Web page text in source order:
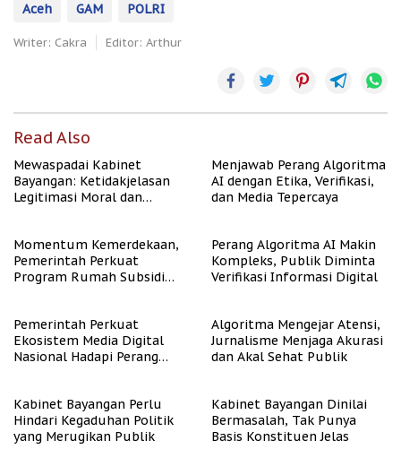
Aceh GAM POLRI
Writer: Cakra Editor: Arthur
Read Also
Mewaspadai Kabinet
Bayangan: Ketidakjelasan
Legitimasi Moral dan
Menjawab Perang Algoritma
AI dengan Etika, Verifikasi,
dan Media Tepercaya
Momentum Kemerdekaan,
Pemerintah Perkuat
Program Rumah Subsidi
Perang Algoritma AI Makin
Kompleks, Publik Diminta
Verifikasi Informasi Digital
Pemerintah Perkuat
Ekosistem Media Digital
Nasional Hadapi Perang
Algoritma Mengejar Atensi,
Jurnalisme Menjaga Akurasi
dan Akal Sehat Publik
Kabinet Bayangan Perlu
Hindari Kegaduhan Politik
yang Merugikan Publik
Kabinet Bayangan Dinilai
Bermasalah, Tak Punya
Basis Konstituen Jelas